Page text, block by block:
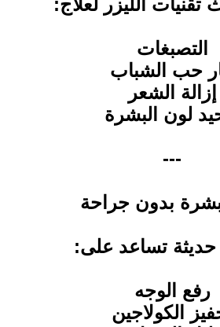
تقنيات الليزر لعلاج:
التصبغات
حب الشباب
إزالة الشعر
لون البشرة
---
بدون جراحة
حديثة تساعد على:
رفع الوجه
الكولاجين